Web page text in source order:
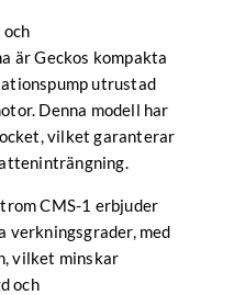
och
är Geckos kompakta
utrustad
Denna modell har
vilket garanterar
CMS-1 erbjuder
verkningsgrader, med
vilket minskar
och